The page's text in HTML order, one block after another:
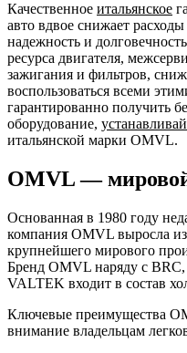
Качественное итальянское
авто вдвое снижает
надежность и
ресурса двигателя,
зажигания и фильтров,
воспользоваться всеми
гарантированно получить
оборудование,
итальянской марки OMVL.
OMVL —
Основанная в 1980 году
компания OMVL выросла
крупнейшего мирового
Бренд OMVL наряду с
VALTEK входит в состав
Ключевые преимущества
внимание владельцам